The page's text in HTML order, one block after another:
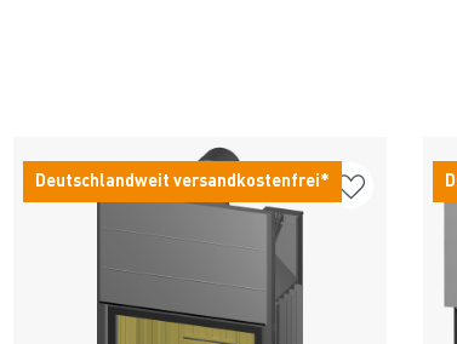
Deutschlandweit versandkostenfrei*